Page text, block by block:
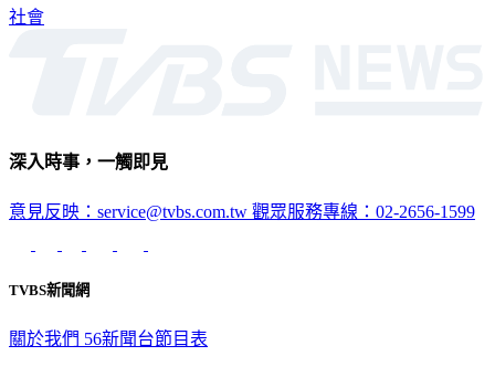
社會
深入時事，一觸即見
意見反映：service@tvbs.com.tw 觀眾服務專線：02-2656-1599
TVBS新聞網
關於我們 56新聞台節目表